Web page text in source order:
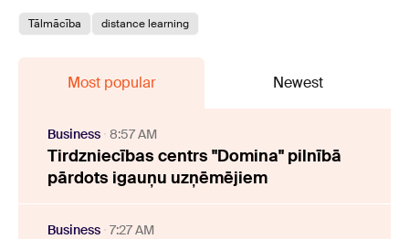
Tālmācība distance learning
Most popular Newest
Business 8:57 AM
Tirdzniecības centrs "Domina" pilnībā
pārdots igauņu uzņēmējiem
Business 7:27 AM